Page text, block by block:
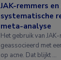
JAK-remmers en
systematische
meta-analyse
Het gebruik van
geassocieerd met
op acne. Dat blijkt …